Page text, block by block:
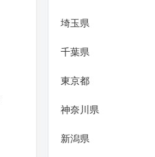
埼玉県
千葉県
東京都
神奈川県
新潟県